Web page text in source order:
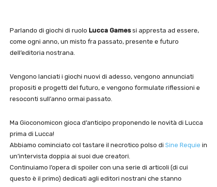
Parlando di giochi di ruolo Lucca Gamessi appresta ad essere,
come ogni anno, un misto fra passato, presente e futuro
dell’editoria nostrana.
Vengono lanciati i giochi nuovi di adesso, vengono annunciati
propositi e progetti del futuro, e vengono formulate riflessioni e
resoconti sull’anno ormai passato.
Ma Gioconomicon gioca d’anticipo proponendo le novità di Lucca
prima di Lucca!
Abbiamo cominciato col tastare il necrotico polso di Sine Requie in
un’intervista doppia ai suoi due creatori.
Continuiamo l’opera di spoiler con una serie di articoli (di cui
questo è il primo) dedicati agli editori nostrani che stanno